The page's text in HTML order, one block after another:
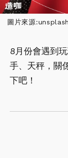
圖片來源:unsplash
8月份會遇到
手、天秤，關
下吧！